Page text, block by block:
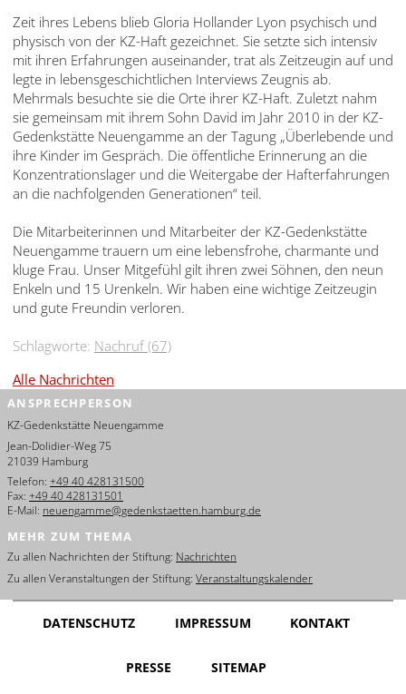
Zeit ihres Lebens blieb Gloria Hollander Lyon psychisch und
physisch von der KZ-Haft gezeichnet. Sie setzte sich intensiv
mit ihren Erfahrungen auseinander, trat als Zeitzeugin auf und
legte in lebensgeschichtlichen Interviews Zeugnis ab.
Mehrmals besuchte sie die Orte ihrer KZ-Haft. Zuletzt nahm
sie gemeinsam mit ihrem Sohn David im Jahr 2010 in der KZ-
Gedenkstätte Neuengamme an der Tagung „Überlebende und
ihre Kinder im Gespräch. Die öffentliche Erinnerung an die
Konzentrationslager und die Weitergabe der Hafterfahrungen
an die nachfolgenden Generationen“ teil.
Die Mitarbeiterinnen und Mitarbeiter der KZ-Gedenkstätte
Neuengamme trauern um eine lebensfrohe, charmante und
kluge Frau. Unser Mitgefühl gilt ihren zwei Söhnen, den neun
Enkeln und 15 Urenkeln. Wir haben eine wichtige Zeitzeugin
und gute Freundin verloren.
Schlagworte: Nachruf (67)
Alle Nachrichten
ANSPRECHPERSON
KZ-Gedenkstätte Neuengamme
Jean-Dolidier-Weg 75
21039 Hamburg
Telefon: +49 40 428131500
Fax: +49 40 428131501
E-Mail: neuengamme@gedenkstaetten.hamburg.de
MEHR ZUM THEMA
Zu allen Nachrichten der Stiftung: Nachrichten
Zu allen Veranstaltungen der Stiftung: Veranstaltungskalender
DATENSCHUTZ IMPRESSUM KONTAKT
PRESSE SITEMAP